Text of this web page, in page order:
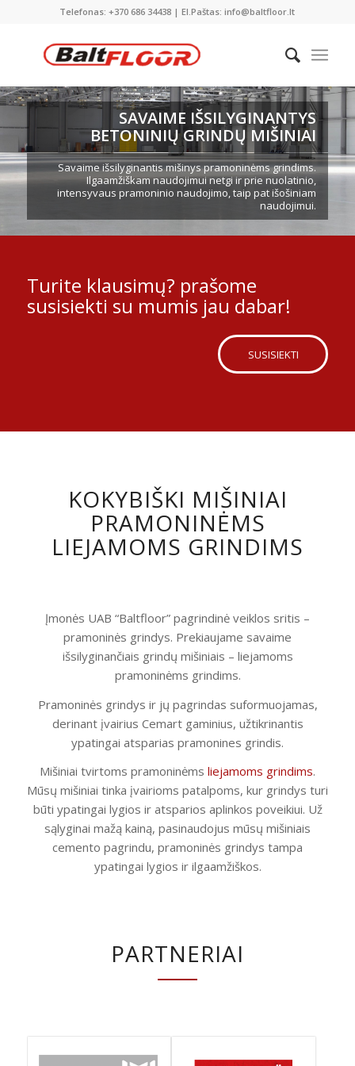
Telefonas: +370 686 34438 | El.Paštas: info@baltfloor.lt
SAVAIME IŠSILYGINANTYS
BETONINIŲ GRINDŲ MIŠINIAI
Savaime išsilyginantis mišinys pramoninėms grindims.
Ilgaamžiškam naudojimui netgi ir prie nuolatinio,
intensyvaus pramoninio naudojimo, taip pat išošiniam
naudojimui.
Turite klausimų? prašome
susisiekti su mumis jau dabar!
SUSISIEKTI
KOKYBIŠKI MIŠINIAI
PRAMONINĖMS
LIEJAMOMS GRINDIMS
Įmonės UAB “Baltfloor” pagrindinė veiklos sritis –
pramoninės grindys. Prekiaujame savaime
išsilyginančiais grindų mišiniais – liejamoms
pramoninėms grindims.
Pramoninės grindys ir jų pagrindas suformuojamas,
derinant įvairius Cemart gaminius, užtikrinantis
ypatingai atsparias pramonines grindis.
Mišiniai tvirtoms pramoninėms liejamoms grindims.
Mūsų mišiniai tinka įvairioms patalpoms, kur grindys turi
būti ypatingai lygios ir atsparios aplinkos poveikiui. Už
sąlyginai mažą kainą, pasinaudojus mūsų mišiniais
cemento pagrindu, pramoninės grindys tampa
ypatingai lygios ir ilgaamžiškos.
PARTNERIAI